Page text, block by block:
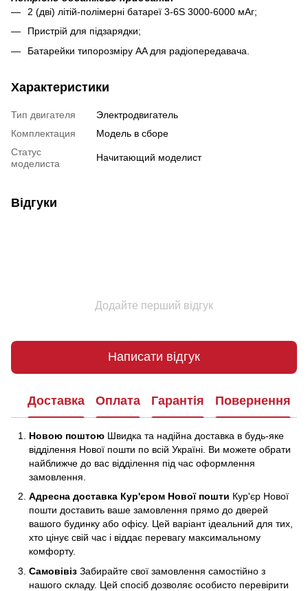
2 (дві) літій-полімерні батареї 3-6S 3000-6000 мАг;
Пристрій для підзарядки;
Батарейки типорозміру AA для радіопередавача.
Характеристики
Тип двигателя
Электродвигатель
Комплектация
Модель в сборе
Статус
моделиста
Начитающий моделист
Відгуки
Додайте перший відгук
Написати відгук
Доставка Оплата Гарантія Повернення
Новою поштою Швидка та надійна доставка в будь-яке
відділення Нової пошти по всій Україні. Ви можете обрати
найближче до вас відділення під час оформлення
замовлення.
Адресна доставка Кур'єром Нової пошти Кур'єр Нової
пошти доставить ваше замовлення прямо до дверей
вашого будинку або офісу. Цей варіант ідеальний для тих,
хто цінує свій час і віддає перевагу максимальному
комфорту.
Самовівіз Забирайте свої замовлення самостійно з
нашого складу. Цей спосіб дозволяє особисто перевірити